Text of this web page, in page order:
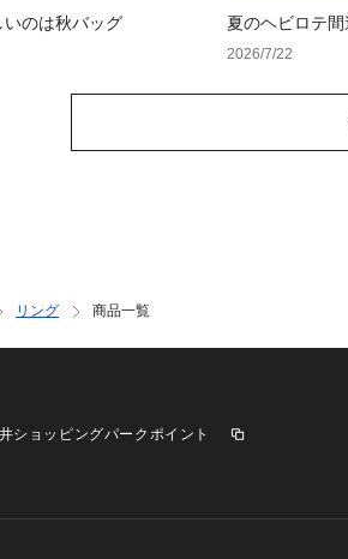
のは秋バッグ
夏のヘビロテ間
るトレンド小物
2026/7/22
リング 商品一覧
ショッピングパークポイント